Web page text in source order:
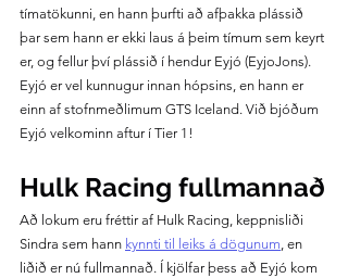
tímatökunni, en hann þurfti að afþakka plássið
þar sem hann er ekki laus á þeim tímum sem keyrt
er, og fellur því plássið í hendur Eyjó (EyjoJons).
Eyjó er vel kunnugur innan hópsins, en hann er
einn af stofnmeðlimum GTS Iceland. Við bjóðum
Eyjó velkominn aftur í Tier 1!
Hulk Racing fullmannað
Að lokum eru fréttir af Hulk Racing, keppnisliði
Sindra sem hann kynnti til leiks á dögunum, en
liðið er nú fullmannað. Í kjölfar þess að Eyjó kom